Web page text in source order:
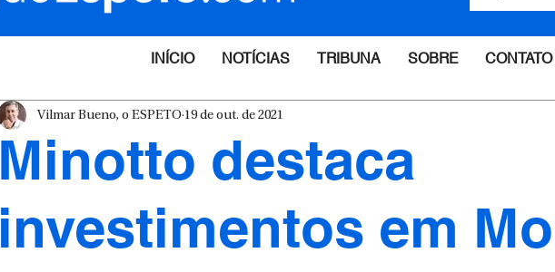
INÍCIO NOTÍCIAS TRIBUNA SOBRE CONTATO
Minotto destaca
investimentos em
Vilmar Bueno, o ESPETO 19 de out. de 2021